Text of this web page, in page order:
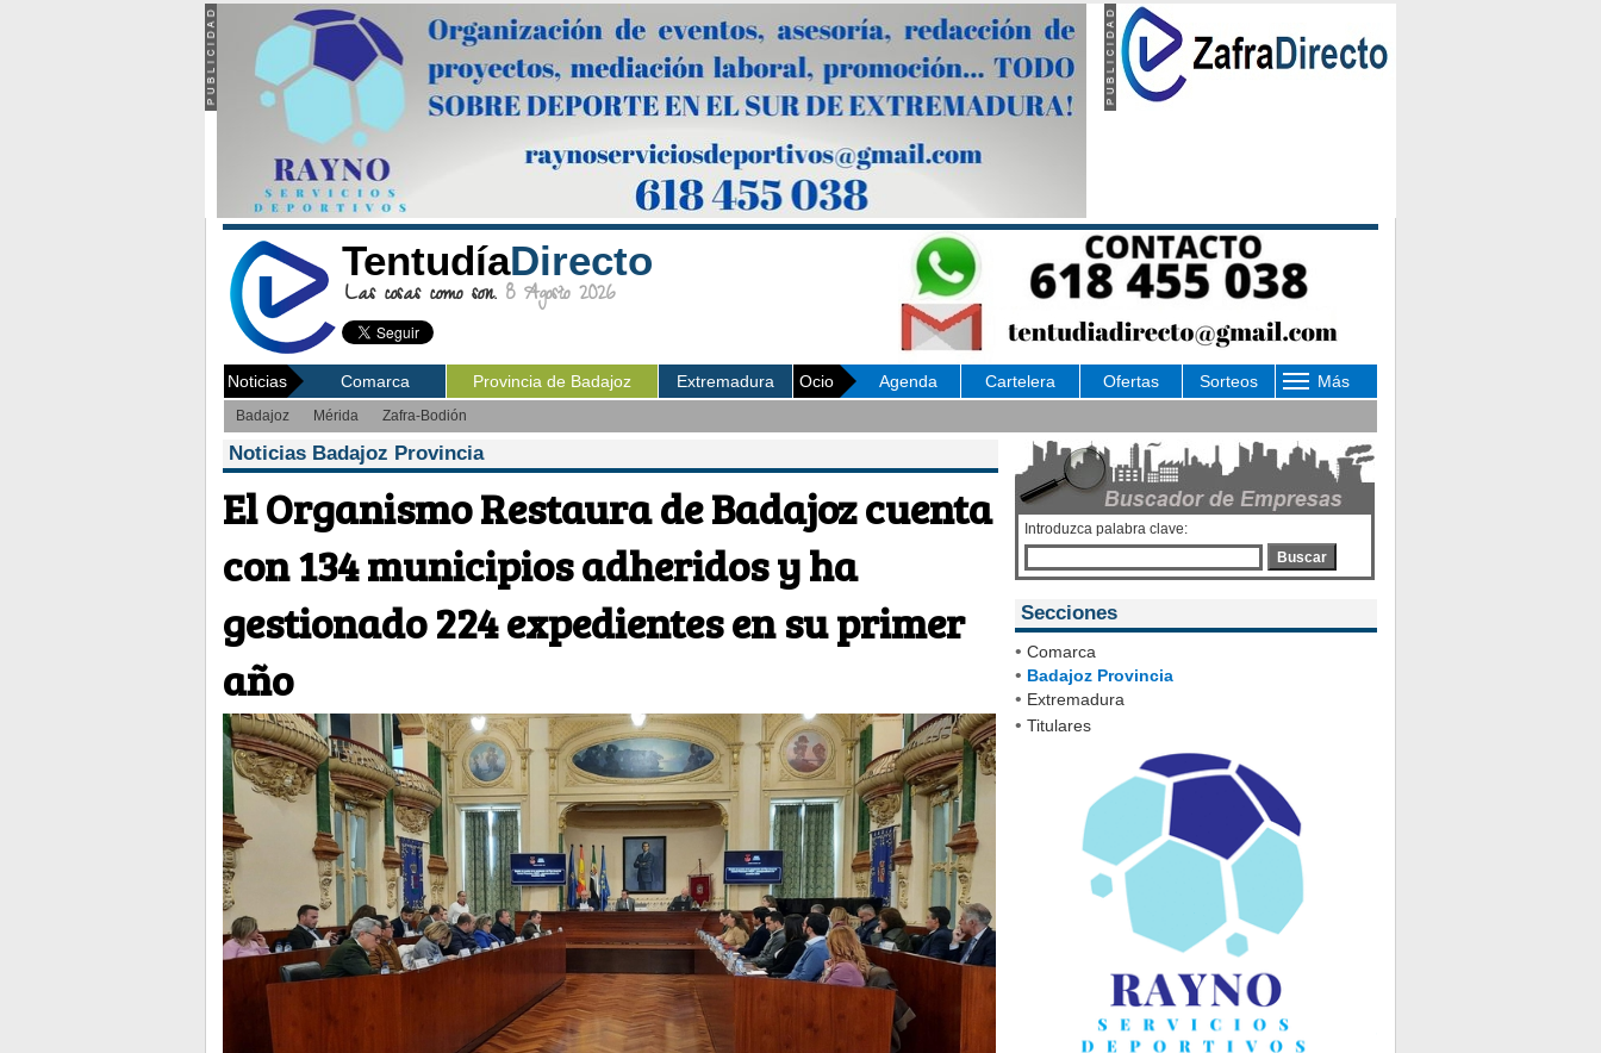
TentudíaDirecto
Las cosas como son. 8 Agosto 2026
Noticias Comarca Provincia de Badajoz Extremadura Ocio Agenda Cartelera Ofertas Sorteos Más
Badajoz Mérida Zafra-Bodión
Noticias Badajoz Provincia
El Organismo Restaura de Badajoz cuenta
con 134 municipios adheridos y ha
gestionado 224 expedientes en su primer
año
Introduzca palabra clave:
Buscar
Secciones
• Comarca
• Badajoz Provincia
• Extremadura
• Titulares